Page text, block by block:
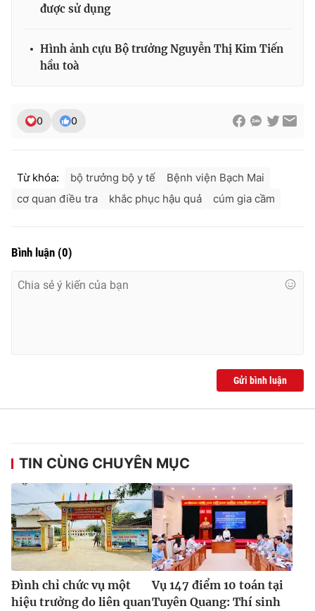
được sử dụng
Hình ảnh cựu Bộ trưởng Nguyễn Thị Kim Tiến
hầu toà
0 0
Từ khóa: bộ trưởng bộ y tế
Bệnh viện Bạch Mai
cơ quan điều tra
khắc phục hậu quả cúm gia cầm
Bình luận (0)
Gửi bình luận
TIN CÙNG CHUYÊN MỤC
Đình chỉ chức vụ một
hiệu trưởng do liên quan
Vụ 147 điểm 10 toán tại
Tuyên Quang: Thí sinh